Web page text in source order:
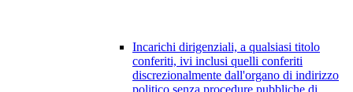
Incarichi dirigenziali, a qualsiasi titolo
conferiti, ivi inclusi quelli conferiti
discrezionalmente dall'organo di indirizzo